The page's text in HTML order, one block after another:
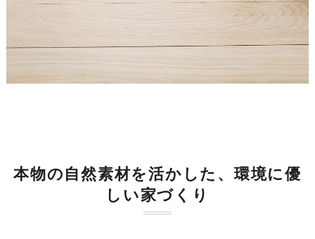
本物の自然素材を活かした、環境に優
しい家づくり